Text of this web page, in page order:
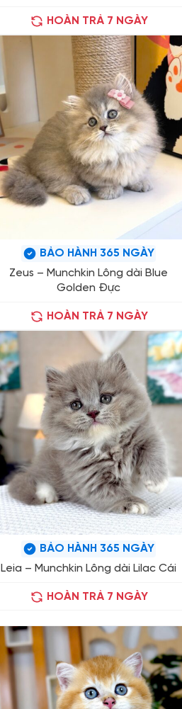
HOÀN TRẢ 7 NGÀY
BẢO HÀNH 365 NGÀY
Zeus – Munchkin Lông dài Blue
Golden Đực
HOÀN TRẢ 7 NGÀY
BẢO HÀNH 365 NGÀY
Leia – Munchkin Lông dài Lilac Cái
HOÀN TRẢ 7 NGÀY